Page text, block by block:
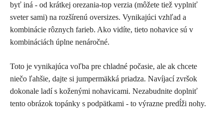
byť iná - od krátkej orezania-top verzia (môžete tiež vyplniť
sveter sami) na rozšírenú oversizes. Vynikajúci vzhľad a
kombinácie rôznych farieb. Ako vidíte, tieto nohavice sú v
kombináciách úplne nenáročné.
Toto je vynikajúca voľba pre chladné počasie, ale ak chcete
niečo ľahšie, dajte si jumpermäkká priadza. Navíjací zvršok
dokonale ladí s koženými nohavicami. Nezabudnite doplniť
tento obrázok topánky s podpätkami - to výrazne predĺži nohy.